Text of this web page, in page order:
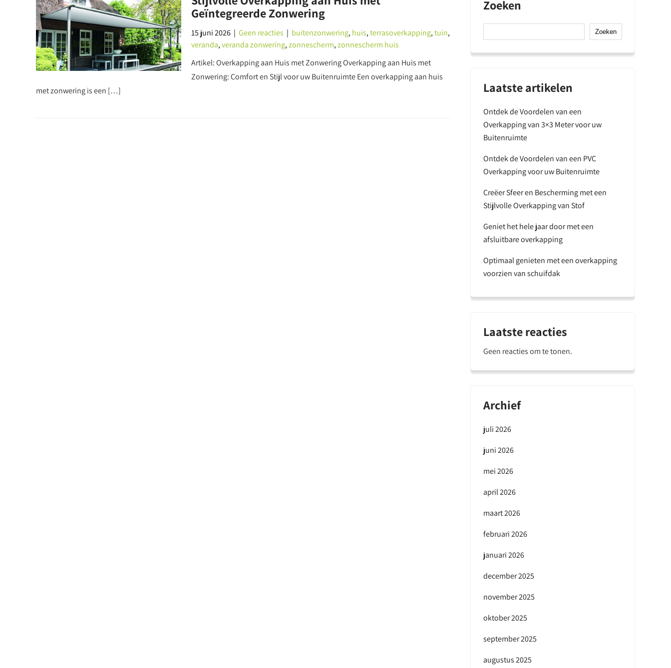
Geïntegreerde Zonwering
15 juni 2026 | Geen reacties | buitenzonwering, huis,terrasoverkapping,tuin,
veranda,veranda zonwering,zonnescherm,zonnescherm huis
Artikel: Overkapping aan Huis met Zonwering Overkapping aan Huis met
Zonwering: Comfort en Stijl voor uw Buitenruimte Een overkapping aan huis
met zonwering is een […]
Zoeken
Zoeken
Laatste artikelen
Ontdek de Voordelen van een
Overkapping van 3×3 Meter voor uw
Buitenruimte
Ontdek de Voordelen van een PVC
Overkapping voor uw Buitenruimte
Creëer Sfeer en Bescherming met een
Stijlvolle Overkapping van Stof
Geniet het hele jaar door met een
afsluitbare overkapping
Optimaal genieten met een overkapping
voorzien van schuifdak
Laatste reacties
Geen reacties om te tonen.
Archief
juli 2026
juni 2026
mei 2026
april 2026
maart 2026
februari 2026
januari 2026
december 2025
november 2025
oktober 2025
september 2025
augustus 2025